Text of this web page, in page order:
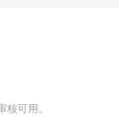
可用。